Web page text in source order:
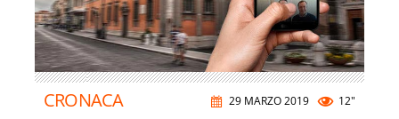
29 MARZO 2019 12"
CRONACA